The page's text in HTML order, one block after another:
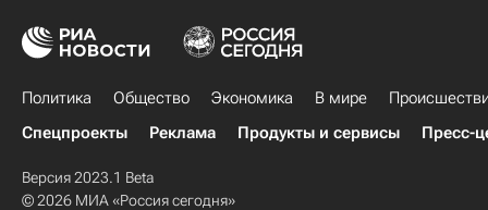
Политика Общество Экономика В мире
Спецпроекты
Реклама Продукты и сервисы Пресс-
Версия 2023.1 Beta
© 2026 МИА «Россия сегодня»